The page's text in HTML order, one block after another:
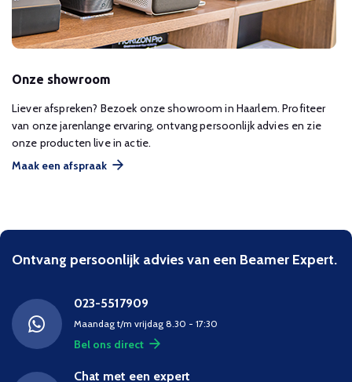
Onze showroom
Liever afspreken? Bezoek onze showroom in Haarlem. Profiteer
van onze jarenlange ervaring, ontvang persoonlijk advies en zie
onze producten live in actie.
Maak een afspraak
Ontvang persoonlijk advies van een Beamer Expert.
023-5517909
Maandag t/m vrijdag 8.30 - 17:30
Bel ons direct
Chat met een expert